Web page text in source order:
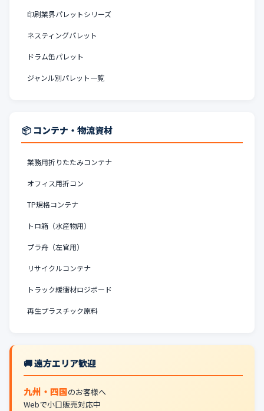
印刷業界パレットシリーズ
ネスティングパレット
ドラム缶パレット
ジャンル別パレット一覧
📦 コンテナ・物流資材
業務用折りたたみコンテナ
オフィス用折コン
TP規格コンテナ
トロ箱（水産物用）
プラ舟（左官用）
リサイクルコンテナ
トラック緩衝材ロジボード
再生プラスチック原料
🚚 遠方エリア歓迎
九州・四国のお客様へ
Webで小口販売対応中